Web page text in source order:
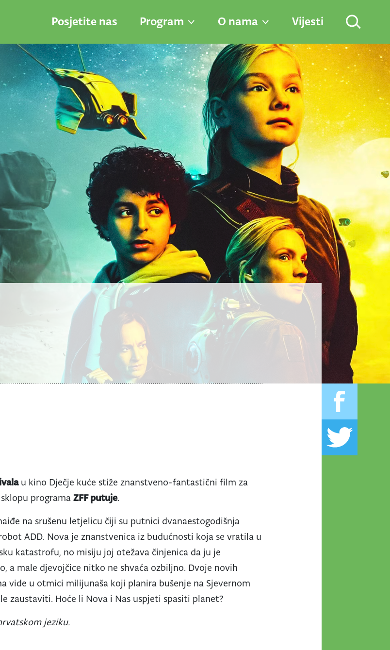
Posjetite nas Program O nama Vijesti
u kino Dječje kuće stiže znanstveno-fantastični film za
sklopu programaZFF putuje.
na srušenu letjelicu čiji su putnici dvanaestogodišnja
ADD. Nova je znanstvenica iz budućnosti koja se vratila u
katastrofu, no misiju joj otežava činjenica da ju je
a male djevojčice nitko ne shvaća ozbiljno. Dvoje novih
vide u otmici milijunaša koji planira bušenje na Sjevernom
zaustaviti. Hoće li Nova i Nas uspjeti spasiti planet?
jeziku.